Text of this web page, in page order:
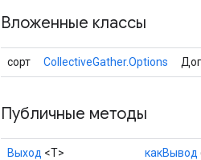
Вложенные классы
сорт CollectiveGather.Options
Публичные методы
Выход <Т> какВывод